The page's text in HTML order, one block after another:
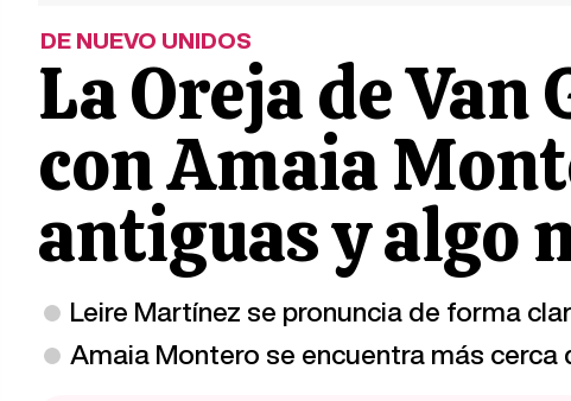
DE NUEVO UNIDOS
La Oreja de
con Amaia
antiguas y algo
Leire Martínez se pronuncia de forma
Amaia Montero se encuentra más cerca